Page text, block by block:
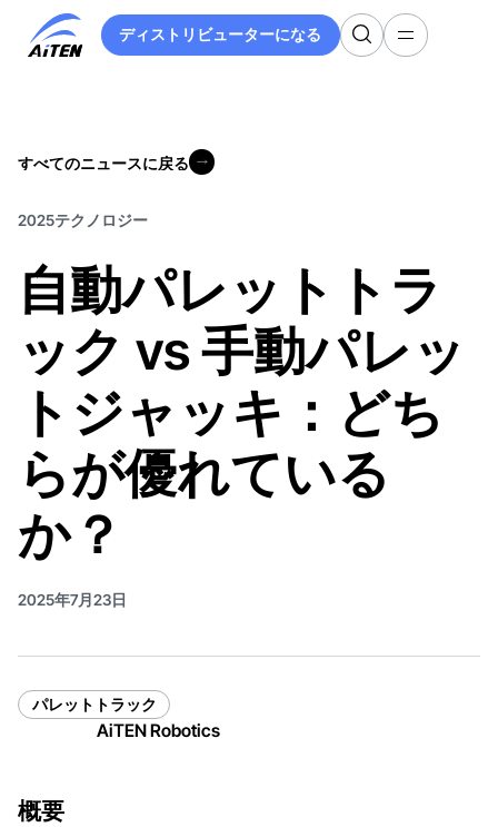
ディストリビューターになる
ディストリビューターになる
すべてのニュースに戻る
2025テクノロジー
自動パレットトラ
ック vs 手動パレッ
トジャッキ：どち
らが優れている
か？
2025年7月23日
パレットトラック
AiTEN Robotics
概要